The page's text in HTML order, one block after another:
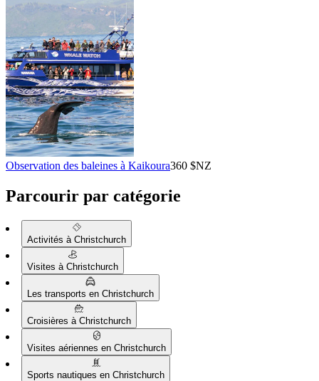
Observation des baleines à Kaikoura360 $NZ
Parcourir par catégorie
Activités à Christchurch
Visites à Christchurch
Les transports en Christchurch
Croisières à Christchurch
Visites aériennes en Christchurch
Sports nautiques en Christchurch